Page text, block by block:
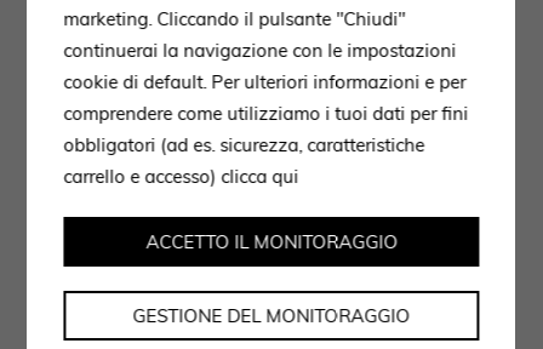
marketing. Cliccando il pulsante "Chiudi"
continuerai la navigazione con le impostazioni
cookie di default. Per ulteriori informazioni e per
comprendere come utilizziamo i tuoi dati per fini
obbligatori (ad es. sicurezza, caratteristiche
carrello e accesso)clicca qui
GESTIONE DEL MONITORAGGIO
ACCETTO IL MONITORAGGIO